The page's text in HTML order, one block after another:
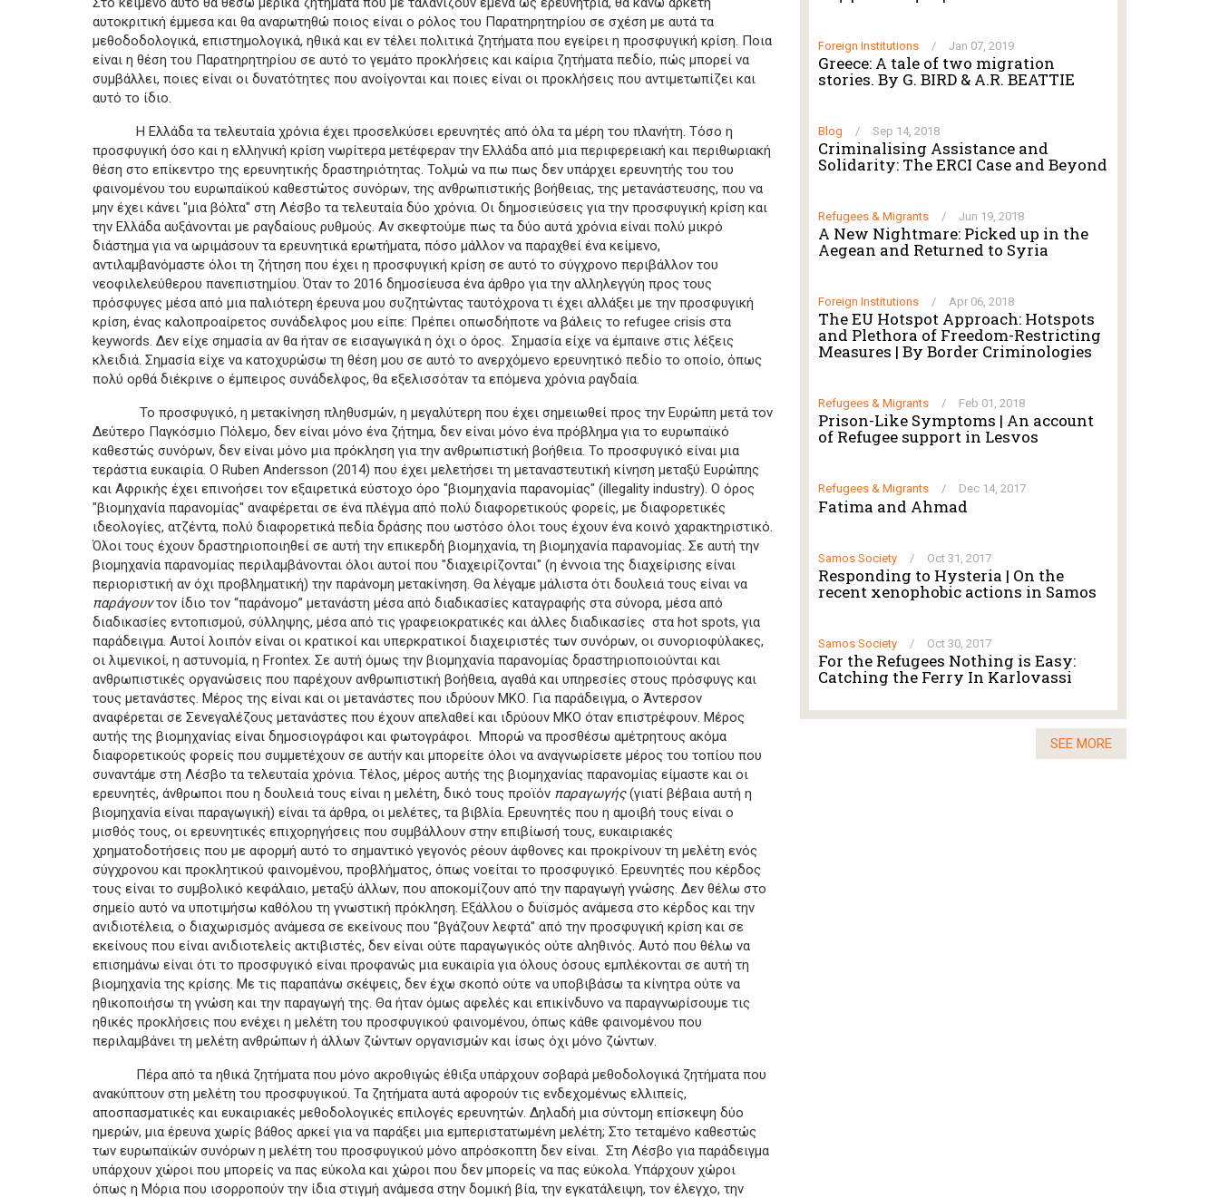
αυτοκριτική έμμεσα και θα αναρωτηθώ ποιος είναι ο ρόλος του Παρατηρητηρίου σε σχέση με αυτά τα
μεθοδοδολογικά, επιστημολογικά, ηθικά και εν τέλει πολιτικά ζητήματα που εγείρει η προσφυγική κρίση. Ποια
είναι η θέση του Παρατηρητηρίου σε αυτό το γεμάτο προκλήσεις και καίρια ζητήματα πεδίο, πώς μπορεί να
συμβάλλει, ποιες είναι οι δυνατότητες που ανοίγονται και ποιες είναι οι προκλήσεις που αντιμετωπίζει και
αυτό το ίδιο.
Η Ελλάδα τα τελευταία χρόνια έχει προσελκύσει ερευνητές από όλα τα μέρη του πλανήτη. Τόσο η
προσφυγική όσο και η ελληνική κρίση νωρίτερα μετέφεραν την Ελλάδα από μια περιφερειακή και περιθωριακή
θέση στο επίκεντρο της ερευνητικής δραστηριότητας. Τολμώ να πω πως δεν υπάρχει ερευνητής του του
φαινομένου του ευρωπαϊκού καθεστώτος συνόρων, της ανθρωπιστικής βοήθειας, της μετανάστευσης, που να
μην έχει κάνει "μια βόλτα" στη Λέσβο τα τελευταία δύο χρόνια. Οι δημοσιεύσεις για την προσφυγική κρίση και
την Ελλάδα αυξάνονται με ραγδαίους ρυθμούς. Αν σκεφτούμε πως τα δύο αυτά χρόνια είναι πολύ μικρό
διάστημα για να ωριμάσουν τα ερευνητικά ερωτήματα, πόσο μάλλον να παραχθεί ένα κείμενο,
αντιλαμβανόμαστε όλοι τη ζήτηση που έχει η προσφυγική κρίση σε αυτό το σύγχρονο περιβάλλον του
νεοφιλελεύθερου πανεπιστημίου. Όταν το 2016 δημοσίευσα ένα άρθρο για την αλληλεγγύη προς τους
πρόσφυγες μέσα από μια παλιότερη έρευνα μου συζητώντας ταυτόχρονα τι έχει αλλάξει με την προσφυγική
κρίση, ένας καλοπροαίρετος συνάδελφος μου είπε: Πρέπει οπωσδήποτε να βάλεις το refugee crisis στα
keywords. Δεν είχε σημασία αν θα ήταν σε εισαγωγικά η όχι ο όρος. Σημασία είχε να έμπαινε στις λέξεις
κλειδιά. Σημασία είχε να κατοχυρώσω τη θέση μου σε αυτό το ανερχόμενο ερευνητικό πεδίο το οποίο, όπως
πολύ ορθά διέκρινε ο έμπειρος συνάδελφος, θα εξελισσόταν τα επόμενα χρόνια ραγδαία.
Το προσφυγικό, η μετακίνηση πληθυσμών, η μεγαλύτερη που έχει σημειωθεί προς την Ευρώπη μετά τον
Δεύτερο Παγκόσμιο Πόλεμο, δεν είναι μόνο ένα ζήτημα, δεν είναι μόνο ένα πρόβλημα για το ευρωπαϊκό
καθεστώς συνόρων, δεν είναι μόνο μια πρόκληση για την ανθρωπιστική βοήθεια. Το προσφυγικό είναι μια
τεράστια ευκαιρία. Ο Ruben Andersson (2014) που έχει μελετήσει τη μεταναστευτική κίνηση μεταξύ Ευρώπης
και Αφρικής έχει επινοήσει τον εξαιρετικά εύστοχο όρο "βιομηχανία παρανομίας" (illegality industry). Ο όρος
"βιομηχανία παρανομίας" αναφέρεται σε ένα πλέγμα από πολύ διαφορετικούς φορείς, με διαφορετικές
ιδεολογίες, ατζέντα, πολύ διαφορετικά πεδία δράσης που ωστόσο όλοι τους έχουν ένα κοινό χαρακτηριστικό.
Όλοι τους έχουν δραστηριοποιηθεί σε αυτή την επικερδή βιομηχανία, τη βιομηχανία παρανομίας. Σε αυτή την
βιομηχανία παρανομίας περιλαμβάνονται όλοι αυτοί που "διαχειρίζονται" (η έννοια της διαχείρισης είναι
περιοριστική αν όχι προβληματική) την παράνομη μετακίνηση. Θα λέγαμε μάλιστα ότι δουλειά τους είναι να
παράγουντον ίδιο τον “παράνομο” μετανάστη μέσα από διαδικασίες καταγραφής στα σύνορα, μέσα από
διαδικασίες εντοπισμού, σύλληψης, μέσα από τις γραφειοκρατικές και άλλες διαδικασίες στα hot spots, για
παράδειγμα. Αυτοί λοιπόν είναι οι κρατικοί και υπερκρατικοί διαχειριστές των συνόρων, οι συνοριοφύλακες,
οι λιμενικοί, η αστυνομία, η Frontex. Σε αυτή όμως την βιομηχανία παρανομίας δραστηριοποιούνται και
ανθρωπιστικές οργανώσεις που παρέχουν ανθρωπιστική βοήθεια, αγαθά και υπηρεσίες στους πρόσφυγς και
τους μετανάστες. Μέρος της είναι και οι μετανάστες που ιδρύουν ΜΚΟ. Για παράδειγμα, ο Άντερσον
αναφέρεται σε Σενεγαλέζους μετανάστες που έχουν απελαθεί και ιδρύουν ΜΚΟ όταν επιστρέφουν. Μέρος
αυτής της βιομηχανίας είναι δημοσιογράφοι και φωτογράφοι. Μπορώ να προσθέσω αμέτρητους ακόμα
διαφορετικούς φορείς που συμμετέχουν σε αυτήν και μπορείτε όλοι να αναγνωρίσετε μέρος του τοπίου που
συναντάμε στη Λέσβο τα τελευταία χρόνια. Τέλος, μέρος αυτής της βιομηχανίας παρανομίας είμαστε και οι
ερευνητές, άνθρωποι που η δουλειά τους είναι η μελέτη, δικό τους προϊόν παραγωγής(γιατί βέβαια αυτή η
βιομηχανία είναι παραγωγική) είναι τα άρθρα, οι μελέτες, τα βιβλία. Ερευνητές που η αμοιβή τους είναι ο
μισθός τους, οι ερευνητικές επιχορηγήσεις που συμβάλλουν στην επιβίωσή τους, ευκαιριακές
χρηματοδοτήσεις που με αφορμή αυτό το σημαντικό γεγονός ρέουν άφθονες και προκρίνουν τη μελέτη ενός
σύγχρονου και προκλητικού φαινομένου, προβλήματος, όπως νοείται το προσφυγικό. Ερευνητές που κέρδος
τους είναι το συμβολικό κεφάλαιο, μεταξύ άλλων, που αποκομίζουν από την παραγωγή γνώσης. Δεν θέλω στο
σημείο αυτό να υποτιμήσω καθόλου τη γνωστική πρόκληση. Εξάλλου ο δυϊσμός ανάμεσα στο κέρδος και την
ανιδιοτέλεια, ο διαχωρισμός ανάμεσα σε εκείνους που "βγάζουν λεφτά" από την προσφυγική κρίση και σε
εκείνους που είναι ανιδιοτελείς ακτιβιστές, δεν είναι ούτε παραγωγικός ούτε αληθινός. Αυτό που θέλω να
επισημάνω είναι ότι το προσφυγικό είναι προφανώς μια ευκαιρία για όλους όσους εμπλέκονται σε αυτή τη
βιομηχανία της κρίσης. Με τις παραπάνω σκέψεις, δεν έχω σκοπό ούτε να υποβιβάσω τα κίνητρα ούτε να
ηθικοποιήσω τη γνώση και την παραγωγή της. Θα ήταν όμως αφελές και επικίνδυνο να παραγνωρίσουμε τις
ηθικές προκλήσεις που ενέχει η μελέτη του προσφυγικού φαινομένου, όπως κάθε φαινομένου που
περιλαμβάνει τη μελέτη ανθρώπων ή άλλων ζώντων οργανισμών και ίσως όχι μόνο ζώντων.
Πέρα από τα ηθικά ζητήματα που μόνο ακροθιγώς έθιξα υπάρχουν σοβαρά μεθοδολογικά ζητήματα που
ανακύπτουν στη μελέτη του προσφυγικού. Τα ζητήματα αυτά αφορούν τις ενδεχομένως ελλιπείς,
αποσπασματικές και ευκαιριακές μεθοδολογικές επιλογές ερευνητών. Δηλαδή μια σύντομη επίσκεψη δύο
ημερών, μια έρευνα χωρίς βάθος αρκεί για να παράξει μια εμπεριστατωμένη μελέτη; Στο τεταμένο καθεστώς
των ευρωπαϊκών συνόρων η μελέτη του προσφυγικού μόνο απρόσκοπτη δεν είναι. Στη Λέσβο για παράδειγμα
υπάρχουν χώροι που μπορείς να πας εύκολα και χώροι που δεν μπορείς να πας εύκολα. Υπάρχουν χώροι
όπως η Μόρια που ισορροπούν την ίδια στιγμή ανάμεσα στην δομική βία, την εγκατάλειψη, τον έλεγχο, την
Foreign Institutions / Jan 07, 2019
Greece: A tale of two migration
stories. By G. BIRD & A.R. BEATTIE
Blog / Sep 14, 2018
Criminalising Αssistance and
Solidarity: The ERCI Case and Beyond
Refugees & Migrants / Jun 19, 2018
A New Nightmare: Picked up in the
Aegean and Returned to Syria
Foreign Institutions / Apr 06, 2018
The EU Hotspot Approach: Hotspots
and Plethora of Freedom-Restricting
Measures | By Border Criminologies
Refugees & Migrants / Feb 01, 2018
Prison-Like Symptoms | An account
of Refugee support in Lesvos
Refugees & Migrants / Dec 14, 2017
Fatima and Ahmad
Samos Society / Oct 31, 2017
Responding to Hysteria | On the
recent xenophobic actions in Samos
Samos Society / Oct 30, 2017
For the Refugees Nothing is Easy:
Catching the Ferry In Karlovassi
SEE MORE